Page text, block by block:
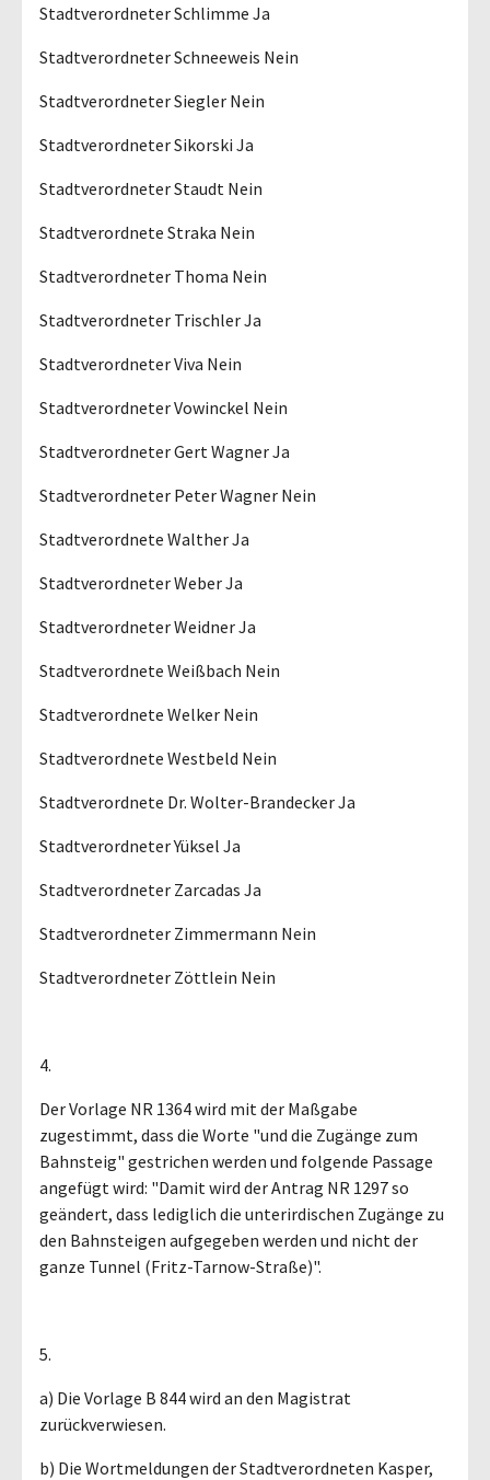
Stadtverordneter Schlimme Ja
Stadtverordneter Schneeweis Nein
Stadtverordneter Siegler Nein
Stadtverordneter Sikorski Ja
Stadtverordneter Staudt Nein
Stadtverordnete Straka Nein
Stadtverordneter Thoma Nein
Stadtverordneter Trischler Ja
Stadtverordneter Viva Nein
Stadtverordneter Vowinckel Nein
Stadtverordneter Gert Wagner Ja
Stadtverordneter Peter Wagner Nein
Stadtverordnete Walther Ja
Stadtverordneter Weber Ja
Stadtverordneter Weidner Ja
Stadtverordnete Weißbach Nein
Stadtverordnete Welker Nein
Stadtverordnete Westbeld Nein
Stadtverordnete Dr. Wolter-Brandecker Ja
Stadtverordneter Yüksel Ja
Stadtverordneter Zarcadas Ja
Stadtverordneter Zimmermann Nein
Stadtverordneter Zöttlein Nein
4.
Der Vorlage NR 1364 wird mit der Maßgabe
zugestimmt, dass die Worte "und die Zugänge zum
Bahnsteig" gestrichen werden und folgende Passage
angefügt wird: "Damit wird der Antrag NR 1297 so
geändert, dass lediglich die unterirdischen Zugänge zu
den Bahnsteigen aufgegeben werden und nicht der
ganze Tunnel (Fritz-Tarnow-Straße)".
5.
a) Die Vorlage B 844 wird an den Magistrat
zurückverwiesen.
b) Die Wortmeldungen der Stadtverordneten Kasper,